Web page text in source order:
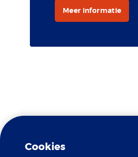
Meer informatie
Cookies